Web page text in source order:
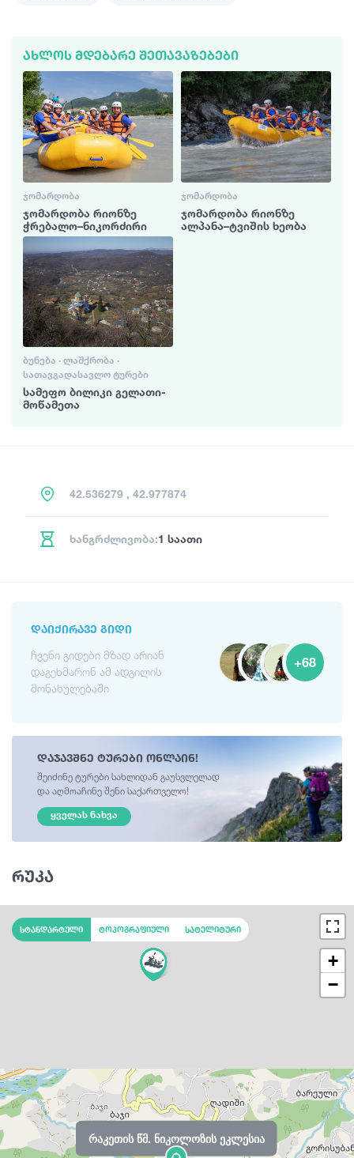
ᲐᲮᲚᲝᲡ ᲛᲓᲔᲑᲐᲠᲔ ᲨᲔᲗᲐᲕᲐᲖᲔᲑᲔᲑᲘ
ᲯᲝᲛᲐᲠᲓᲝᲑᲐ
ჯომარდობა რიონზე
ჭრებალო–ნიკორძირი
ᲯᲝᲛᲐᲠᲓᲝᲑᲐ
ჯომარდობა რიონზე
ალპანა–ტვიშის ხეობა
ᲑᲣᲜᲔᲑᲐ · ᲚᲐᲨᲥᲠᲝᲑᲐ ·
ᲡᲐᲗᲐᲕᲒᲐᲓᲐᲡᲐᲕᲚᲝ ᲢᲣᲠᲔᲑᲘ
სამეფო ბილიკი გელათი-
მოწამეთა
42.536279 , 42.977874
ხანგრძლივობა:1 საათი
ᲓᲐᲘᲥᲘᲠᲐᲕᲔ ᲒᲘᲓᲘ
ჩვენი გიდები მზად არიან
დაგეხმარონ ამ ადგილის
მონახულებაში
+68
დაჯავშნე ტურები ონლაინ!
შეიძინე ტურები სახლიდან გაუსვლელად
და აღმოაჩინე შენი საქართველო!
ᲧᲕᲔᲚᲐᲡ ᲜᲐᲮᲕᲐ
რუკა
რაკეთის წმ. ნიკოლოზის ეკლესია
+
−
სტანდარტული ტოპოგრაფიული სატელიტური